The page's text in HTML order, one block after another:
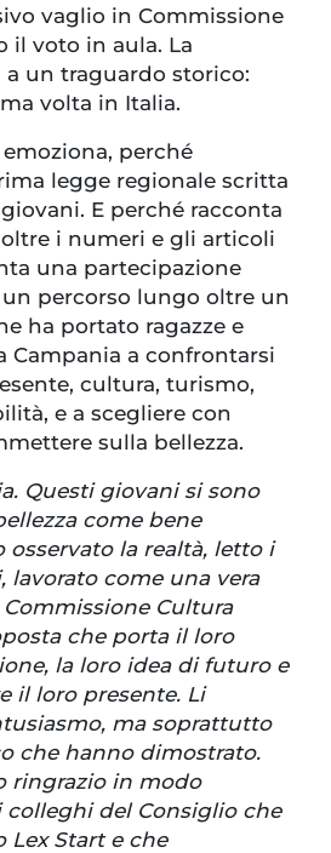
vaglio in Commissione
il voto in aula. La
a un traguardo storico:
volta in Italia.
perché
legge regionale scritta
E perché racconta
i numeri e gli articoli
una partecipazione
percorso lungo oltre un
ha portato ragazze e
Campania a confrontarsi
cultura, turismo,
e a scegliere con
sulla bellezza.
Questi giovani si sono
come bene
osservato la realtà, letto i
lavorato come una vera
Cultura
che porta il loro
la loro idea di futuro e
il loro presente. Li
ma soprattutto
che hanno dimostrato.
ringrazio in modo
colleghi del Consiglio che
Lex Start e che